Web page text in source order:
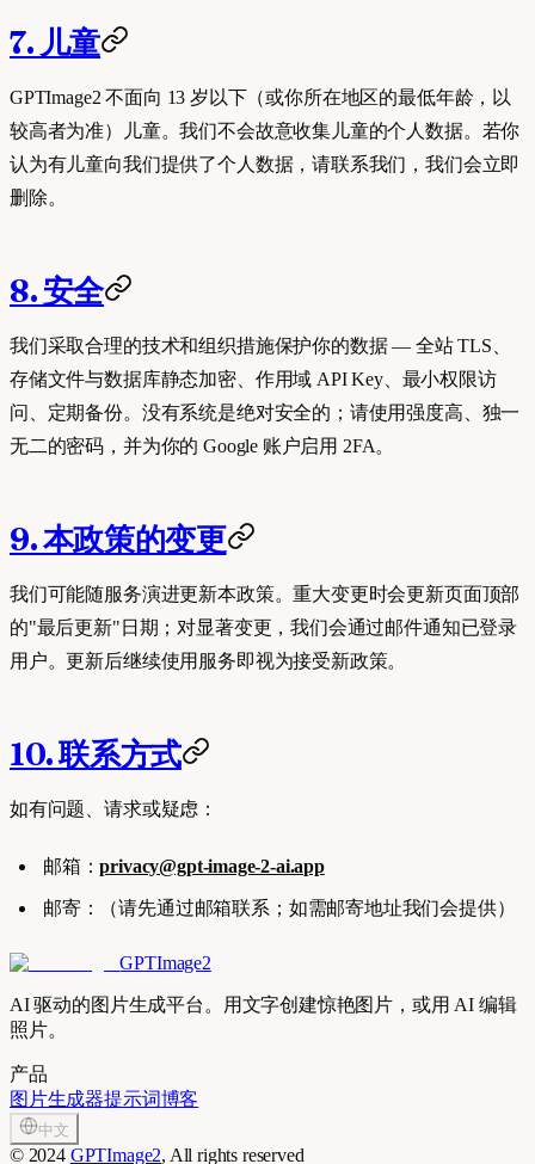
7. 儿童
GPTImage2 不面向 13 岁以下（或你所在地区的最低年龄，以
较高者为准）儿童。我们不会故意收集儿童的个人数据。若你
认为有儿童向我们提供了个人数据，请联系我们，我们会立即
删除。
8. 安全
我们采取合理的技术和组织措施保护你的数据 — 全站 TLS、
存储文件与数据库静态加密、作用域 API Key、最小权限访
问、定期备份。没有系统是绝对安全的；请使用强度高、独一
无二的密码，并为你的 Google 账户启用 2FA。
9. 本政策的变更
我们可能随服务演进更新本政策。重大变更时会更新页面顶部
的"最后更新"日期；对显著变更，我们会通过邮件通知已登录
用户。更新后继续使用服务即视为接受新政策。
10. 联系方式
如有问题、请求或疑虑：
邮箱：privacy@gpt-image-2-ai.app
邮寄：（请先通过邮箱联系；如需邮寄地址我们会提供）
GPTImage2
AI 驱动的图片生成平台。用文字创建惊艳图片，或用 AI 编辑
照片。
产品
图片生成器提示词博客
中文
© 2024 GPTImage2, All rights reserved